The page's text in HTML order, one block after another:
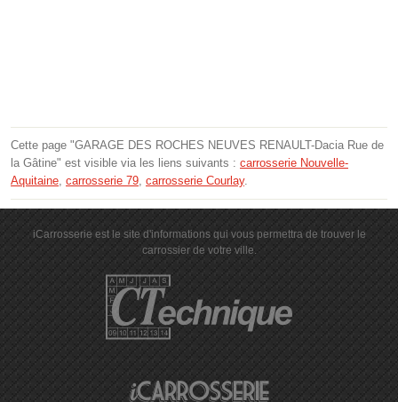
Cette page "GARAGE DES ROCHES NEUVES RENAULT-Dacia Rue de
la Gâtine" est visible via les liens suivants : carrosserie Nouvelle-
Aquitaine carrosserie 79 carrosserie Courlay.
iCarrosserie est le site d'informations qui vous permettra de trouver le
carrossier de votre ville.